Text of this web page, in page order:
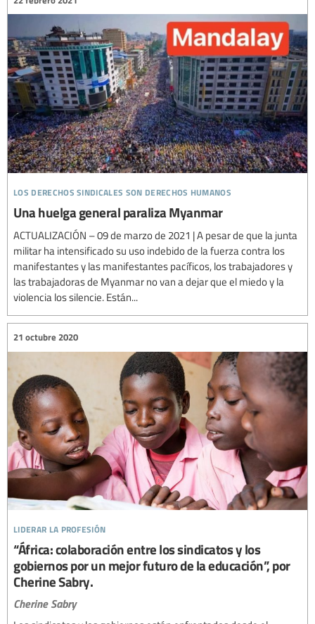
los derechos sindicales son derechos humanos
Una huelga general paraliza Myanmar
ACTUALIZACIÓN – 09 de marzo de 2021 | A pesar de que la junta
militar ha intensificado su uso indebido de la fuerza contra los
manifestantes y las manifestantes pacíficos, los trabajadores y
las trabajadoras de Myanmar no van a dejar que el miedo y la
violencia los silencie. Están...
liderar la profesión
21 octubre 2020
“África: colaboración entre los sindicatos y los
gobiernos por un mejor futuro de la educación”, por
Cherine Sabry.
Cherine Sabry